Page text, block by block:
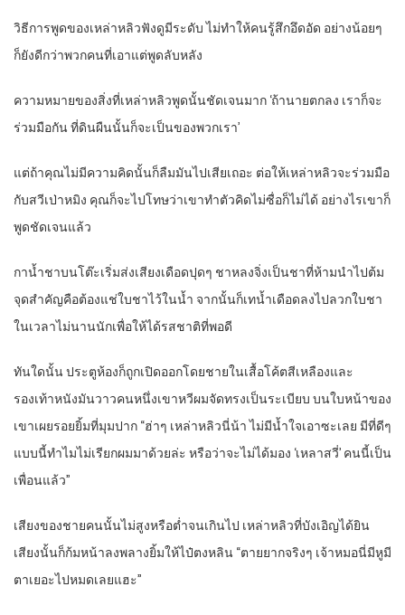
วิธีการพูดของเหล่าหลิวฟังดูมีระดับ ไม่ทำให้คนรู้สึกอึดอัด อย่างน้อยๆ
ก็ยังดีกว่าพวกคนที่เอาแต่พูดลับหลัง
ความหมายของสิ่งที่เหล่าหลิวพูดนั้นชัดเจนมาก ‘ถ้านายตกลง เราก็จะ
ร่วมมือกัน ที่ดินผืนนั้นก็จะเป็นของพวกเรา’
แต่ถ้าคุณไม่มีความคิดนั้นก็ลืมมันไปเสียเถอะ ต่อให้เหล่าหลิวจะร่วมมือ
กับสวีเป่าหมิง คุณก็จะไปโทษว่าเขาทำตัวคิดไม่ซื่อก็ไม่ได้ อย่างไรเขาก็
พูดชัดเจนแล้ว
กาน้ำชาบนโต๊ะเริ่มส่งเสียงเดือดปุดๆ ชาหลงจิ่งเป็นชาที่ห้ามนำไปต้ม
จุดสำคัญคือต้องแช่ใบชาไว้ในน้ำ จากนั้นก็เทน้ำเดือดลงไปลวกใบชา
ในเวลาไม่นานนักเพื่อให้ได้รสชาติที่พอดี
ทันใดนั้น ประตูห้องก็ถูกเปิดออกโดยชายในเสื้อโค้ตสีเหลืองและ
รองเท้าหนังมันวาวคนหนึ่งเขาหวีผมจัดทรงเป็นระเบียบ บนใบหน้าของ
เขาเผยรอยยิ้มที่มุมปาก “ฮ่าๆ เหล่าหลิวนี่น้า ไม่มีน้ำใจเอาซะเลย มีที่ดีๆ
แบบนี้ทำไมไม่เรียกผมมาด้วยล่ะ หรือว่าจะไม่ได้มอง ‘เหลาสวี่’ คนนี้เป็น
เพื่อนแล้ว”
เสียงของชายคนนั้นไม่สูงหรือต่ำจนเกินไป เหล่าหลิวที่บังเอิญได้ยิน
เสียงนั้นก็ก้มหน้าลงพลางยิ้มให้ไป๋ตงหลิน “ตายยากจริงๆ เจ้าหมอนี่มีหูมี
ตาเยอะไปหมดเลยแฮะ”